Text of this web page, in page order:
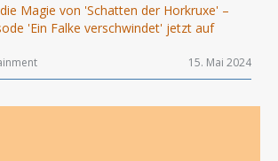
Magie von 'Schatten der Horkruxe' –
'Ein Falke verschwindet' jetzt auf
15. Mai 2024